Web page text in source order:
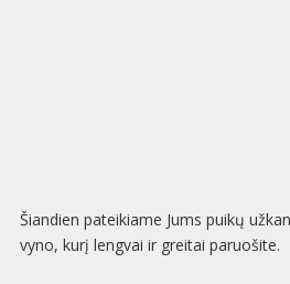
Šiandien pateikiame Jums puikų
vyno, kurį lengvai ir greitai paruošite.